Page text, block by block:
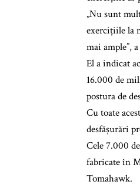
„Nu sunt
exercițiile la
mai ample”,
El a indicat
16.000 de
postura de
Cu toate
desfășurări
Cele 7.000
fabricate în
Tomahawk.